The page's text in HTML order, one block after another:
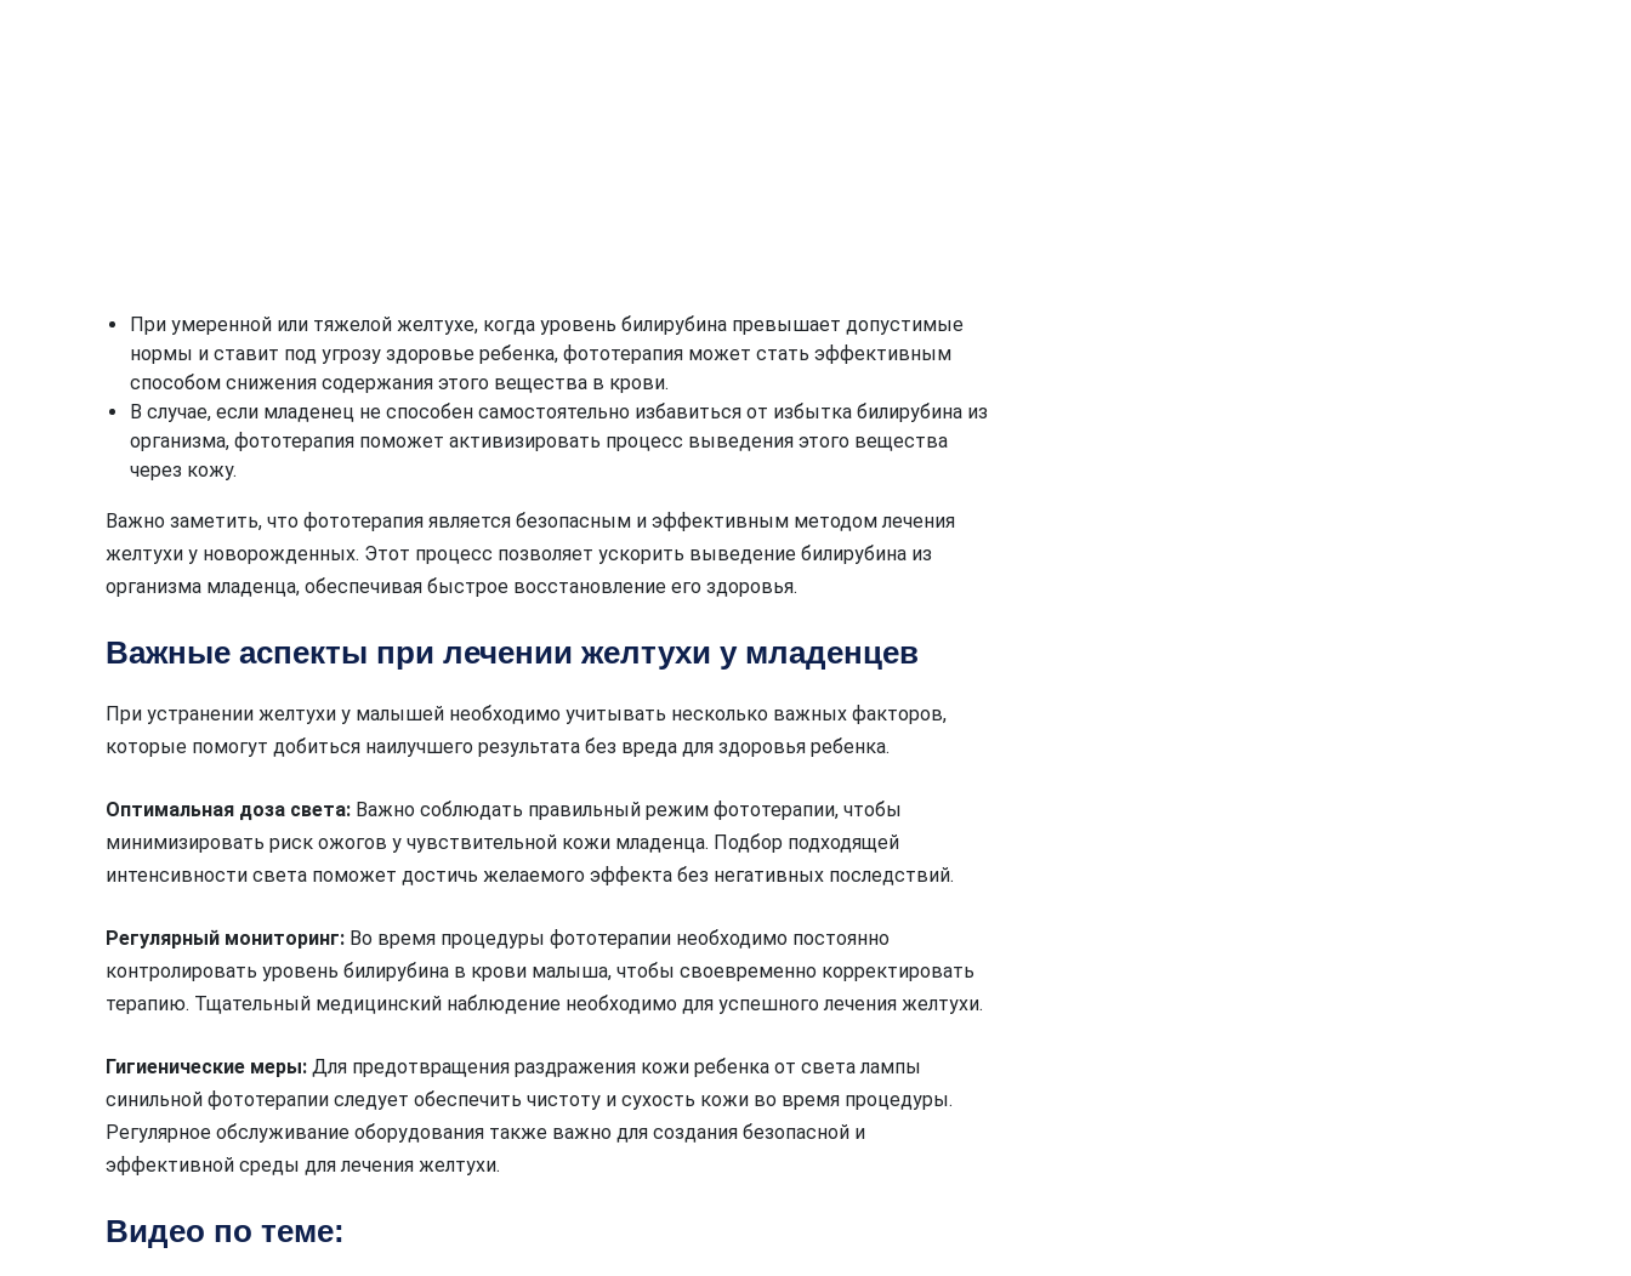
При умеренной или тяжелой желтухе, когда уровень билирубина превышает допустимые
нормы и ставит под угрозу здоровье ребенка, фототерапия может стать эффективным
способом снижения содержания этого вещества в крови.
В случае, если младенец не способен самостоятельно избавиться от избытка билирубина из
организма, фототерапия поможет активизировать процесс выведения этого вещества
через кожу.
Важно заметить, что фототерапия является безопасным и эффективным методом лечения
желтухи у новорожденных. Этот процесс позволяет ускорить выведение билирубина из
организма младенца, обеспечивая быстрое восстановление его здоровья.
Важные аспекты при лечении желтухи у младенцев
При устранении желтухи у малышей необходимо учитывать несколько важных факторов,
которые помогут добиться наилучшего результата без вреда для здоровья ребенка.
Оптимальная доза света: Важно соблюдать правильный режим фототерапии, чтобы
минимизировать риск ожогов у чувствительной кожи младенца. Подбор подходящей
интенсивности света поможет достичь желаемого эффекта без негативных последствий.
Регулярный мониторинг: Во время процедуры фототерапии необходимо постоянно
контролировать уровень билирубина в крови малыша, чтобы своевременно корректировать
терапию. Тщательный медицинский наблюдение необходимо для успешного лечения желтухи.
Гигиенические меры: Для предотвращения раздражения кожи ребенка от света лампы
синильной фототерапии следует обеспечить чистоту и сухость кожи во время процедуры.
Регулярное обслуживание оборудования также важно для создания безопасной и
эффективной среды для лечения желтухи.
Видео по теме: